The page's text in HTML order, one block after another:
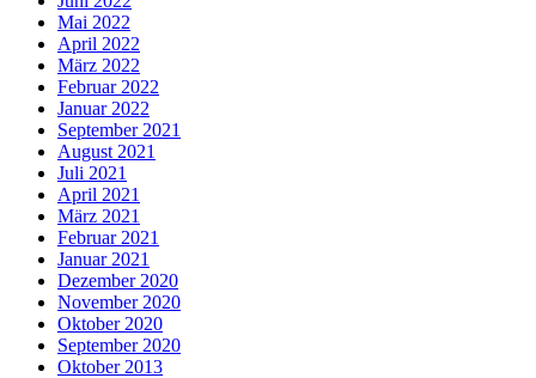
Mai 2022
April 2022
März 2022
Februar 2022
Januar 2022
September 2021
August 2021
Juli 2021
April 2021
März 2021
Februar 2021
Januar 2021
Dezember 2020
November 2020
Oktober 2020
September 2020
Oktober 2013